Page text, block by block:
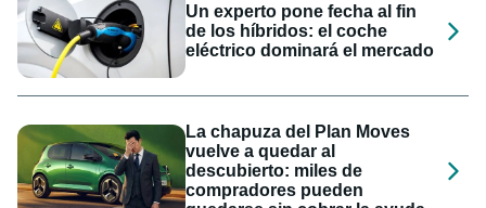
Un experto pone fecha al fin
de los híbridos: el coche
eléctrico dominará el mercado
La chapuza del Plan Moves
vuelve a quedar al
descubierto: miles de
compradores pueden